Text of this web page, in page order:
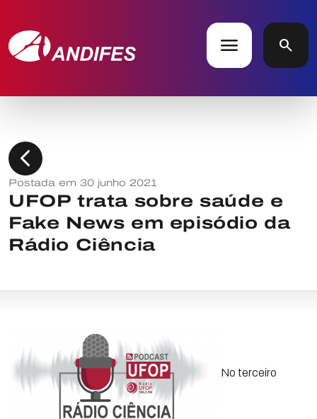
menu search
chevron_left
Postada em 30 junho 2021
UFOP trata sobre saúde e
Fake News em episódio da
Rádio Ciência
No terceiro